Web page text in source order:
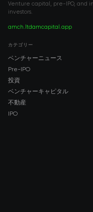
Venture capital, pre-IPO, and
investors.
amch.ltdamcapital.app
カテゴリー
ベンチャーニュース
Pre-IPO
投資
ベンチャーキャピタル
不動産
IPO